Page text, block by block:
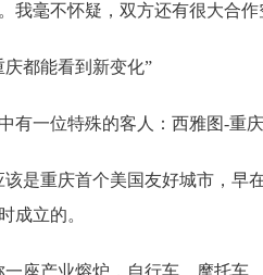
我毫不怀疑，双方还有很大合作
庆都能看到新变化”
有一位特殊的客人：西雅图-重
该是重庆首个美国友好城市，早
成立的。
一座产业熔炉，自行车、摩托车